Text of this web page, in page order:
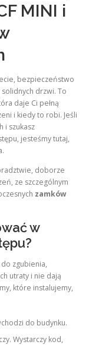
MINI i
bezpieczeństwo
drzwi. To
daje Ci pełną
i kiedy to robi. Jeśli
i szukasz
jesteśmy tutaj,
doborze
ze szczególnym
zamków
w
zgubienia,
utraty i nie dają
które instalujemy,
do budynku.
Wystarczy kod,